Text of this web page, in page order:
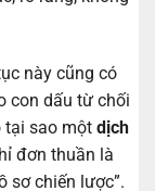
này cũng có
con dấu từ chối
tại sao một dịch
đơn thuần là
sơ chiến lược”.